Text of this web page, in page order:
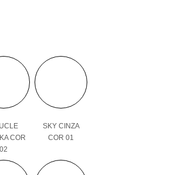
COR
02
SKY CINZA
COR 01